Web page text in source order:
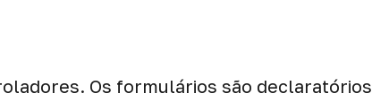
Os formulários são declaratórios,